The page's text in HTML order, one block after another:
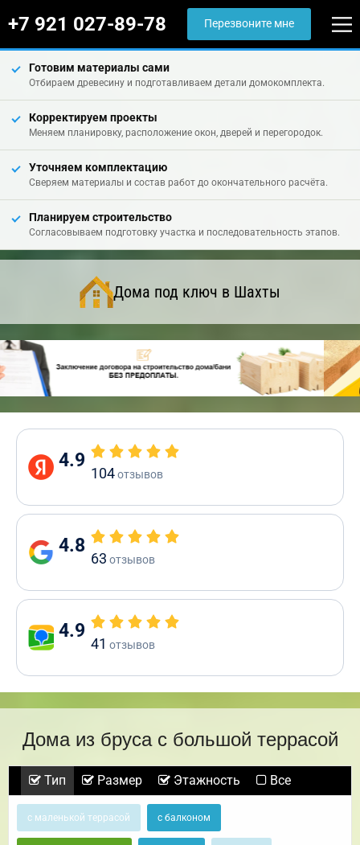
+7 921 027-89-78 Перезвоните мне
Готовим материалы сами
Отбираем древесину и подготавливаем детали домокомплекта.
Корректируем проекты
Меняем планировку, расположение окон, дверей и перегородок.
Уточняем комплектацию
Сверяем материалы и состав работ до окончательного расчёта.
Планируем строительство
Согласовываем подготовку участка и последовательность этапов.
Дома под ключ в Шахты
4.9
104отзывов
4.8
63 отзывов
4.9
41 отзывов
Дома из бруса с большой террасой
Тип Размер Этажность Все
с маленькой террасой с балконом